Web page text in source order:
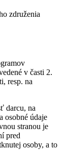
združenia
v časti 2.
resp. na
darcu, na
osobné údaje
stranou je
pred
osoby, a to